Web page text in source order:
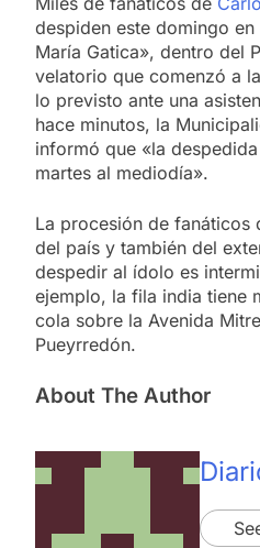
despiden este domingo
María Gatica», dentro del
velatorio que comenzó a
lo previsto ante una
hace minutos, la
informó que «la
martes al mediodía».
La procesión de fanáticos
del país y también del
despedir al ídolo es
ejemplo, la fila india tiene
cola sobre la Avenida
Pueyrredón.
About The Author